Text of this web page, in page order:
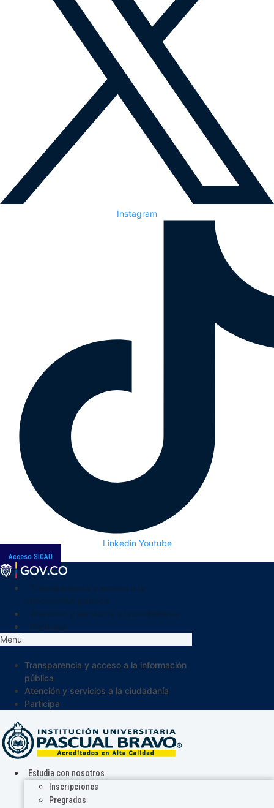
Instagram
Linkedin Youtube
Acceso SICAU
Menu
Transparencia y acceso a la información
pública
Atención y servicios a la ciudadanía
Participa
Estudia con nosotros
Inscripciones
Pregrados